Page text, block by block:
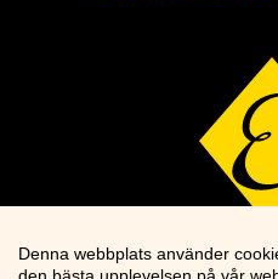
Denna webbplats använder